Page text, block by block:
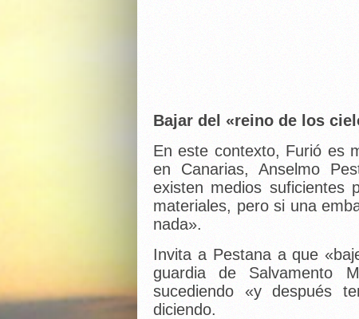
Bajar del «reino de los
En este contexto, Furió es
en Canarias, Anselmo
existen medios suficientes
materiales, pero si una
nada».
Invita a Pestana a que
guardia de Salvamento
sucediendo «y después
diciendo.